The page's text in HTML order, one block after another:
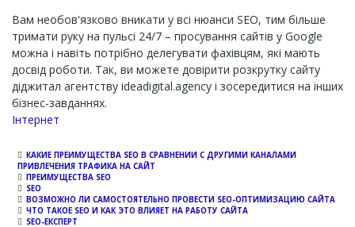
Вам необов'язково вникати у всі нюанси SEO, тим більше
тримати руку на пульсі 24/7 – просування сайтів у Google
можна і навіть потрібно делегувати фахівцям, які мають
досвід роботи. Так, ви можете довірити розкрутку сайту
діджитал агентству ideadigital.agency і зосередитися на інших
бізнес-завданнях.
Channel
Інтернет
КАКИЕ ПРЕИМУЩЕСТВА SEO В СРАВНЕНИИ С ДРУГИМИ КАНАЛАМИ
ПРИВЛЕЧЕНИЯ ТРАФИКА НА САЙТ
ПРЕИМУЩЕСТВА SEO
SEO
ВОЗМОЖНО ЛИ САМОСТОЯТЕЛЬНО ПРОВЕСТИ SEO-ОПТИМИЗАЦИЮ САЙТА
ЧТО ТАКОЕ SEO И КАК ЭТО ВЛИЯЕТ НА РАБОТУ САЙТА
SEO-ЕКСПЕРТ